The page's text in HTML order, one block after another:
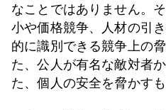
なことではありません。
小や価格競争、人材の引
的に識別できる競争上の
た、公人が有名な敵対者
た、個人の安全を脅かす